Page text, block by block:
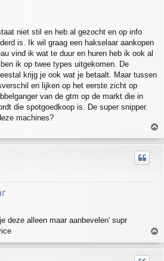
niet stil en heb al gezocht en op info
is. Ik wil graag een hakselaar aankopen
vind ik wat te duur en huren heb ik ook al
ik op twee types uitgekomen. De
krijg je ook wat je betaalt. Maar tussen
en lijken op het eerste zicht op
van de gtm op de markt die in
die spotgoedkoop is. De super snipper.
machines?
o
p
deze alleen maar aanbevelen' supr
o
p